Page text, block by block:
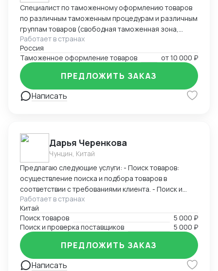
Специалист по таможенному оформлению товаров
по различным таможенным процедурам и различным
группам товаров (свободная таможенная зона,
экспорт, импорт, реэкспорт, реимпорт, таможенный
склад и и.д.) Опыт 23 года. Имею свое ИП по этому
направлению.
Работает в странах
Россия
Таможенное оформление товаров
от10 000 ₽
Написать
ПРЕДЛОЖИТЬ ЗАКАЗ
Дарья Черенкова
Чунцин, Китай
Предлагаю следующие услуги: - Поиск товаров:
осуществление поиска и подбора товаров в
соответствии с требованиями клиента. - Поиск и
проверка поставщиков: исследование и проверка
надежности и качества потенциальных поставщиков
товаров. Я имею широкую сеть контактов в
различных отраслях. Моими клиентами были как
крупные компании, так и малые предприятия.
Заказывая услуги у меня, вы можете быть уверены в
получении высококачественных и надежных
Работает в странах
Китай
Поиск товаров
5 000 ₽
Поиск и проверка поставщиков
5 000 ₽
Написать
ПРЕДЛОЖИТЬ ЗАКАЗ